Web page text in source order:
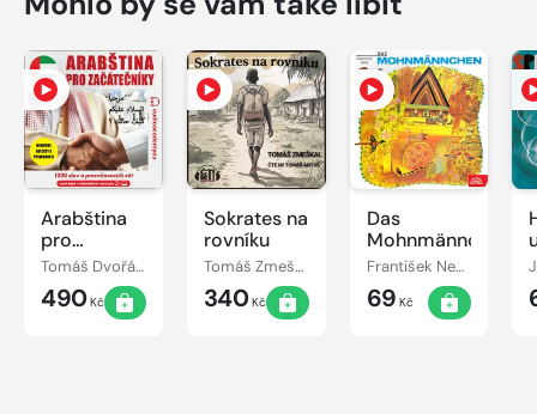
Arabština
pro
začátečníkyTomáš Dvořáček
490Kč
Sokrates na
rovníku
Tomáš Zmeškal
340Kč
Das
Mohnmännchen
František Nepil
69 Kč